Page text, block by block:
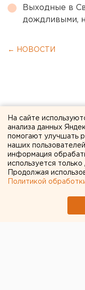
Выходные в
дождливыми,
← НОВОСТИ
На
борьбу с
сотни
На сайте
анализа данных
помогают улучшать
наших
информация
используется только
Продолжая
Политикой